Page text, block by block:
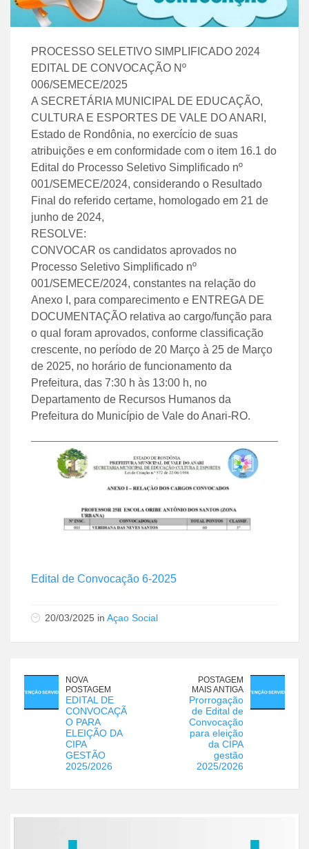
PROCESSO SELETIVO SIMPLIFICADO 2024
EDITAL DE CONVOCAÇÃO Nº
006/SEMECE/2025
A SECRETÁRIA MUNICIPAL DE EDUCAÇÃO,
CULTURA E ESPORTES DE VALE DO ANARI,
Estado de Rondônia, no exercício de suas
atribuições e em conformidade com o item 16.1 do
Edital do Processo Seletivo Simplificado nº
001/SEMECE/2024, considerando o Resultado
Final do referido certame, homologado em 21 de
junho de 2024,
RESOLVE:
CONVOCAR os candidatos aprovados no
Processo Seletivo Simplificado nº
001/SEMECE/2024, constantes na relação do
Anexo I, para comparecimento e ENTREGA DE
DOCUMENTAÇÃO relativa ao cargo/função para
o qual foram aprovados, conforme classificação
crescente, no período de 20 Março à 25 de Março
de 2025, no horário de funcionamento da
Prefeitura, das 7:30 h às 13:00 h, no
Departamento de Recursos Humanos da
Prefeitura do Município de Vale do Anari-RO.
Edital de Convocação 6-2025
20/03/2025 in Açao Social
NOVA
POSTAGEM
EDITAL DE
CONVOCAÇÃ
O PARA
ELEIÇÃO DA
CIPA
GESTÃO
2025/2026
POSTAGEM
MAIS ANTIGA
Prorrogação
de Edital de
Convocação
para eleição
da CIPA
gestão
2025/2026